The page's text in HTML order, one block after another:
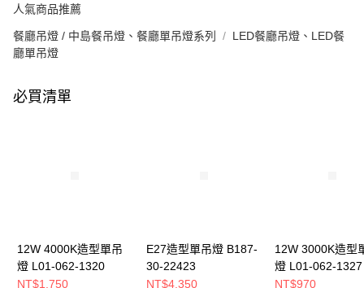
人氣商品推薦
餐廳吊燈 / 中島餐吊燈、餐廳單吊燈系列
LED餐廳吊燈、LED餐
廳單吊燈
必買清單
12W 4000K造型單吊
燈 L01-062-1320
NT$1,750
E27造型單吊燈 B187-
30-22423
NT$4,350
12W 3000K造型
燈 L01-062-1327
NT$970